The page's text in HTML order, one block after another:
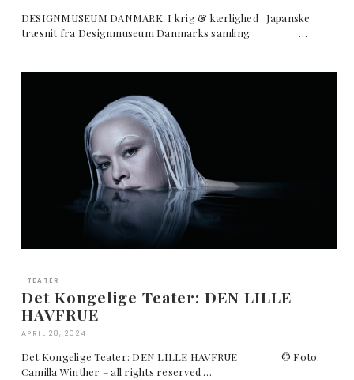
DESIGNMUSEUM DANMARK: I krig & kærlighed Japanske
træsnit fra Designmuseum Danmarks samling …
TEATER
Det Kongelige Teater: DEN LILLE
HAVFRUE
APRIL 28, 2024
Det Kongelige Teater: DEN LILLE HAVFRUE © Foto:
Camilla Winther – all rights reserved …